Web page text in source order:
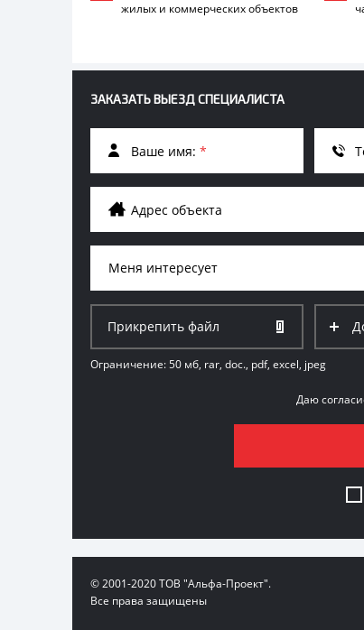
жилых и коммерческих объектов
ЗАКАЗАТЬ ВЫЕЗД СПЕЦИАЛИСТА
Ваше имя: *
Адрес объекта
Меня интересует
Прикрепить файл
Ограничение: 50 мб, rar, doc., pdf, excel, jpeg
Даю
© 2001-2020 ТОВ "Альфа-Проект".
Все права защищены